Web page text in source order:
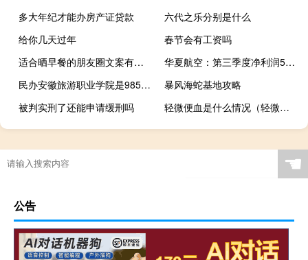
多大年纪才能办房产证贷款
六代之乐分别是什么
给你几天过年
春节会有工资吗
适合晒早餐的朋友圈文案有哪些
华夏航空：第三季度净利润5478.4万元 同比扭亏
民办安徽旅游职业学院是985大学吗
暴风海蛇基地攻略
被判实刑了还能申请缓刑吗
轻微便血是什么情况（轻微便血怎么治疗）
☚
公告